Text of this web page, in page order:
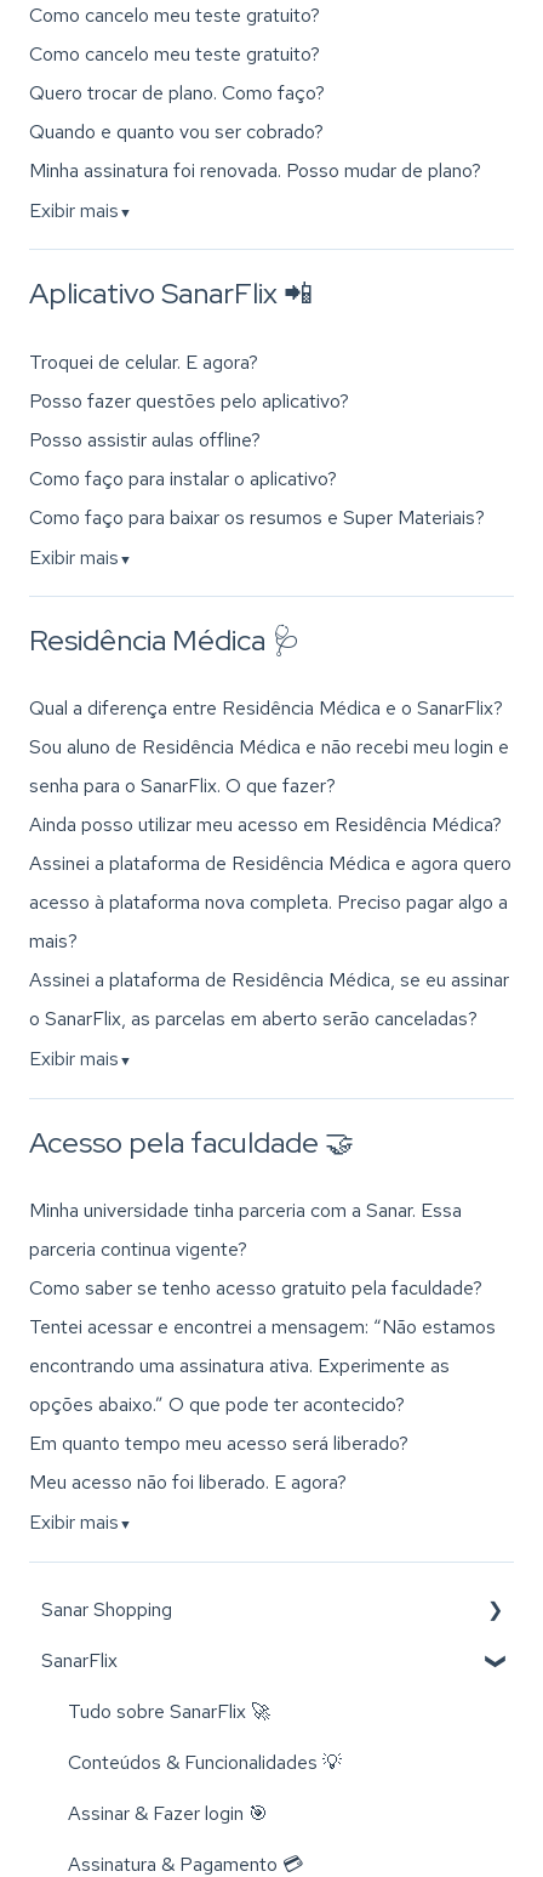
Como cancelo meu teste gratuito?
Como cancelo meu teste gratuito?
Quero trocar de plano. Como faço?
Quando e quanto vou ser cobrado?
Minha assinatura foi renovada. Posso mudar de plano?
Exibir mais ▼
Aplicativo SanarFlix 📲
Troquei de celular. E agora?
Posso fazer questões pelo aplicativo?
Posso assistir aulas offline?
Como faço para instalar o aplicativo?
Como faço para baixar os resumos e Super Materiais?
Exibir mais ▼
Residência Médica 🩺
Qual a diferença entre Residência Médica e o SanarFlix?
Sou aluno de Residência Médica e não recebi meu login e
senha para o SanarFlix. O que fazer?
Ainda posso utilizar meu acesso em Residência Médica?
Assinei a plataforma de Residência Médica e agora quero
acesso à plataforma nova completa. Preciso pagar algo a
mais?
Assinei a plataforma de Residência Médica, se eu assinar
o SanarFlix, as parcelas em aberto serão canceladas?
Exibir mais ▼
Acesso pela faculdade 🤝
Minha universidade tinha parceria com a Sanar. Essa
parceria continua vigente?
Como saber se tenho acesso gratuito pela faculdade?
Tentei acessar e encontrei a mensagem: “Não estamos
encontrando uma assinatura ativa. Experimente as
opções abaixo.” O que pode ter acontecido?
Em quanto tempo meu acesso será liberado?
Meu acesso não foi liberado. E agora?
Exibir mais ▼
Sanar Shopping
Livros 📚
Trocas e Cancelamentos 📬
Compra e Cadastro 📦
Cursos 💻
Rastreamento 🔎
SanarFlix
Tudo sobre SanarFlix 🚀
Conteúdos & Funcionalidades 💡
Assinar & Fazer login 🎯
Assinatura & Pagamento 💳